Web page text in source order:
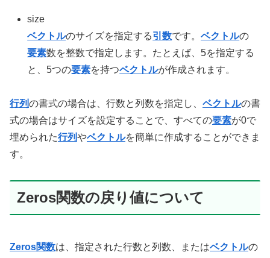
size
ベクトルのサイズを指定する引数です。ベクトルの
要素数を整数で指定します。たとえば、5を指定する
と、5つの要素を持つベクトルが作成されます。
行列の書式の場合は、行数と列数を指定し、 ベクトルの書
式の場合はサイズを設定することで、すべての要素が0で
埋められた行列やベクトルを簡単に作成することができま
す。
Zeros関数の戻り値について
Zeros関数は、指定された行数と列数、またはベクトルの